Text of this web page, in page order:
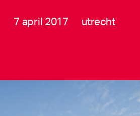
7 april 2017 utrecht